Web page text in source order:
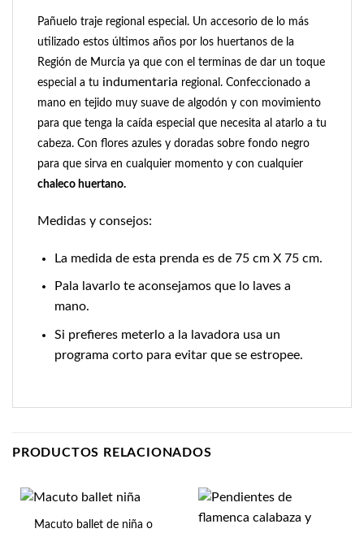
Pañuelo traje regional especial. Un accesorio de lo más
utilizado estos últimos años por los huertanos de la
Región de Murcia ya que con el terminas de dar un toque
especial a tu indumentaria regional. Confeccionado a
mano en tejido muy suave de algodón y con movimiento
para que tenga la caída especial que necesita al atarlo a tu
cabeza. Con flores azules y doradas sobre fondo negro
para que sirva en cualquier momento y con cualquier
chaleco huertano.
Medidas y consejos:
La medida de esta prenda es de 75 cm X 75 cm.
Pala lavarlo te aconsejamos que lo laves a
mano.
Si prefieres meterlo a la lavadora usa un
programa corto para evitar que se estropee.
PRODUCTOS RELACIONADOS
Macuto ballet de niña o